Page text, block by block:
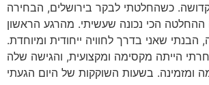
כשהחלטתי לבקר בירושלים, הבחירה
ההחלטה הכי נכונה שעשיתי. מהרגע הראשון
שאני בדרך לחוויה ייחודית ומיוחדת.
הייתה מקסימה ומקצועית, והגישה שלה
ומזמינה. בשעות השוקקות של היום הגעתי